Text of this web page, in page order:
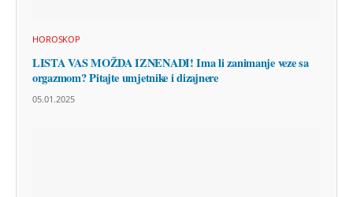
HOROSKOP
LISTA VAS MOŽDA IZNENADI! Ima li zanimanje veze sa
orgazmom? Pitajte umjetnike i dizajnere
05.01.2025